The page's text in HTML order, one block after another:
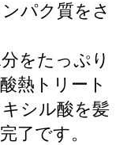
パク質をさ
をたっぷり
熱トリート
シル酸を髪
了です。